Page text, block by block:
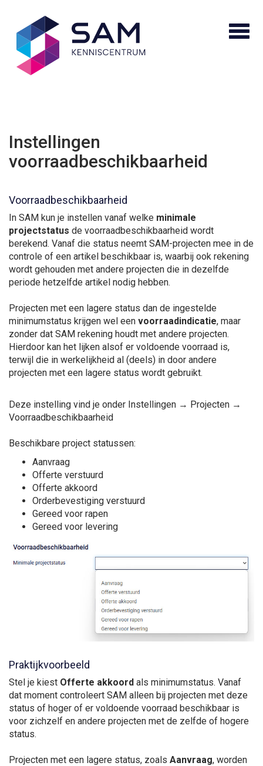
Instellingen
voorraadbeschikbaarheid
Voorraadbeschikbaarheid
In SAM kun je instellen vanaf welke minimale
projectstatus de voorraadbeschikbaarheid wordt
berekend. Vanaf die status neemt SAM-projecten mee in de
controle of een artikel beschikbaar is, waarbij ook rekening
wordt gehouden met andere projecten die in dezelfde
periode hetzelfde artikel nodig hebben.
Projecten met een lagere status dan de ingestelde
minimumstatus krijgen wel een voorraadindicatie, maar
zonder dat SAM rekening houdt met andere projecten.
Hierdoor kan het lijken alsof er voldoende voorraad is,
terwijl die in werkelijkheid al (deels) in door andere
projecten met een lagere status wordt gebruikt.
Deze instelling vind je onder Instellingen → Projecten →
Voorraadbeschikbaarheid
Beschikbare project statussen:
Aanvraag
Offerte verstuurd
Offerte akkoord
Orderbevestiging verstuurd
Gereed voor rapen
Gereed voor levering
Praktijkvoorbeeld
Stel je kiest Offerte akkoord als minimumstatus. Vanaf
dat moment controleert SAM alleen bij projecten met deze
status of hoger of er voldoende voorraad beschikbaar is
voor zichzelf en andere projecten met de zelfde of hogere
status.
Projecten met een lagere status, zoals Aanvraag, worden